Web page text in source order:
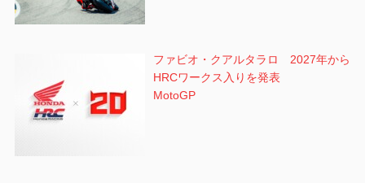
ファビオ・クアルタラロ 2027年から
HRCワークス入りを発表
MotoGP